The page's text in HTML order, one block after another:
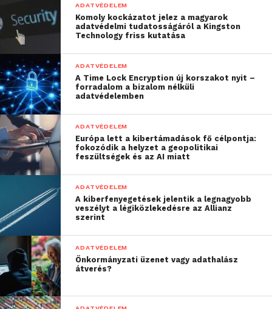
hogy – részben a fokozódó szabályozás miatt –
tovább nőnek a megfelelőségi kockázatok is. Az
adatvédelem, a munkaügy és a környezetvédelem
terén szinte mindenki újabb követelményekre
számít.
Egyre növekvő fenyegetettség
A kutatás megállapításai szerint nem szabad
alábecsülni a belső csalások lehetőségét sem. A
felsővezetők 31 százaléka jelezte, hogy az elmúlt 12
hónapban belső csalás áldozatává vált a társaságuk.
vállalatok „szégyenérzete” sokszor erősebb
motiváció, mint az anyagi kockázat: a megfelelőség
immár jelentős részben reputációs kérdéssé vált. A
kutatásban többen jelezték, hogy a reputáció miatt
fordítanak nagyobb figyelmet a megfelelőségre,
mint ahányan a bírságokat és büntetéseket jelölték
meg ennek okaként.
ADATVÉDELEM
Komoly kockázatot jelez a magyarok
adatvédelmi tudatosságáról a Kingston
Technology friss kutatása
ADATVÉDELEM
A Time Lock Encryption új korszakot nyit –
forradalom a bizalom nélküli
adatvédelemben
ADATVÉDELEM
Európa lett a kibertámadások fő célpontja:
fokozódik a helyzet a geopolitikai
feszültségek és az AI miatt
ADATVÉDELEM
A kiberfenyegetések jelentik a legnagyobb
veszélyt a légiközlekedésre az Allianz
szerint
ADATVÉDELEM
Önkormányzati üzenet vagy adathalász
átverés?